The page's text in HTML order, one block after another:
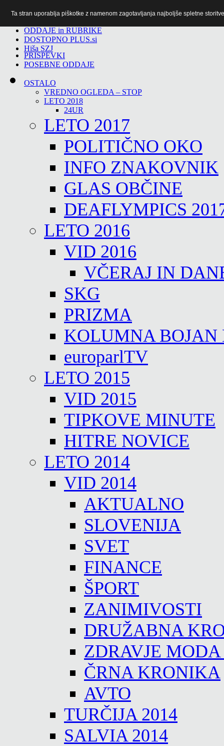
ODDAJE in RUBRIKE
DOSTOPNO PLUS.si
Hiša SZJ
PRISPEVKI
POSEBNE ODDAJE
OSTALO
VREDNO OGLEDA – STOP
LETO 2018
24UR
LETO 2017
POLITIČNO OKO
INFO ZNAKOVNIK
GLAS OBČINE
DEAFLYMPICS
LETO 2016
VID 2016
VČERAJ IN
SKG
PRIZMA
KOLUMNA BOJAN
europarlTV
LETO 2015
VID 2015
TIPKOVE MINUTE
HITRE NOVICE
LETO 2014
VID 2014
AKTUALNO
SLOVENIJA
SVET
FINANCE
ŠPORT
ZANIMIVOSTI
DRUŽABNA
ZDRAVJE
ČRNA KRONIKA
AVTO
TURČIJA 2014
SALVIA 2014
Ta stran uporablja piškotke z namenom zagotavljanja najboljše spletne